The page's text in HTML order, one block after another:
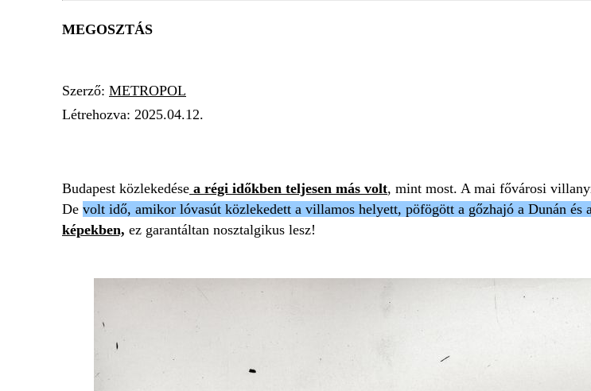
MEGOSZTÁS
Szerző: METROPOL
Létrehozva: 2025.04.12.
Budapest közlekedése a régi időkben teljesen más volt, mint most. A mai fővárosi
De volt idő, amikor lóvasút közlekedett a villamos helyett, pöfögött a gőzhajó a Dunán
képekben, ez garantáltan nosztalgikus lesz!